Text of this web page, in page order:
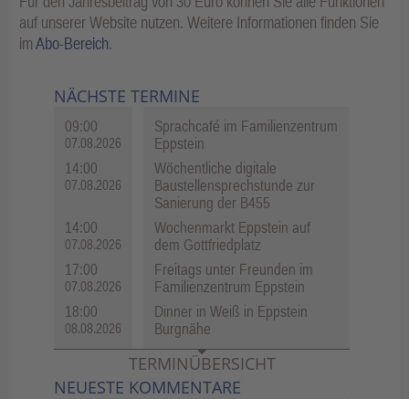
auf unserer Website nutzen. Weitere Informationen finden Sie
imAbo-Bereich.
NÄCHSTE TERMINE
09:00
07.08.2026
Sprachcafé im Familienzentrum
Eppstein
14:00
07.08.2026
Wöchentliche digitale
Baustellensprechstunde zur
Sanierung der B455
14:00
07.08.2026
Wochenmarkt Eppstein auf
dem Gottfriedplatz
17:00
07.08.2026
Freitags unter Freunden im
Familienzentrum Eppstein
18:00
08.08.2026
Dinner in Weiß in Eppstein
Burgnähe
TERMINÜBERSICHT
NEUESTE KOMMENTARE